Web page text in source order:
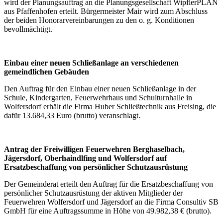
wird der Planungsauftrag an die Planungsgesellschaft WipflerPLAN
aus Pfaffenhofen erteilt. Bürgermeister Mair wird zum Abschluss
der beiden Honorarvereinbarungen zu den o. g. Konditionen
bevollmächtigt.
Einbau einer neuen Schließanlage an verschiedenen
gemeindlichen Gebäuden
Den Auftrag für den Einbau einer neuen Schließanlage in der
Schule, Kindergarten, Feuerwehrhaus und Schulturnhalle in
Wolfersdorf erhält die Firma Huber Schließtechnik aus Freising, die
dafür 13.684,33 Euro (brutto) veranschlagt.
Antrag der Freiwilligen Feuerwehren Berghaselbach,
Jägersdorf, Oberhaindlfing und Wolfersdorf auf
Ersatzbeschaffung von persönlicher Schutzausrüstung
Der Gemeinderat erteilt den Auftrag für die Ersatzbeschaffung von
persönlicher Schutzausrüstung der aktiven Mitglieder der
Feuerwehren Wolfersdorf und Jägersdorf an die Firma Consultiv SB
GmbH für eine Auftragssumme in Höhe von 49.982,38 € (brutto).